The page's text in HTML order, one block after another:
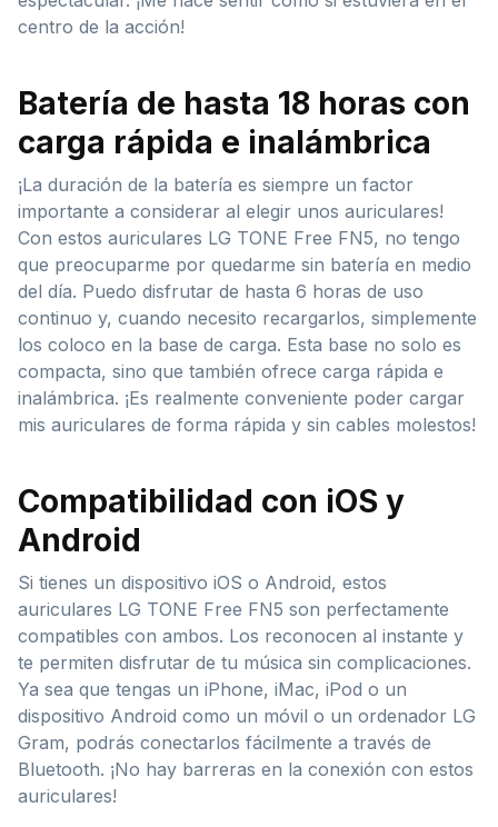
centro de la acción!
Batería de hasta 18 horas con
carga rápida e inalámbrica
¡La duración de la batería es siempre un factor
importante a considerar al elegir unos auriculares!
Con estos auriculares LG TONE Free FN5, no tengo
que preocuparme por quedarme sin batería en medio
del día. Puedo disfrutar de hasta 6 horas de uso
continuo y, cuando necesito recargarlos, simplemente
los coloco en la base de carga. Esta base no solo es
compacta, sino que también ofrece carga rápida e
inalámbrica. ¡Es realmente conveniente poder cargar
mis auriculares de forma rápida y sin cables molestos!
Compatibilidad con iOS y
Android
Si tienes un dispositivo iOS o Android, estos
auriculares LG TONE Free FN5 son perfectamente
compatibles con ambos. Los reconocen al instante y
te permiten disfrutar de tu música sin complicaciones.
Ya sea que tengas un iPhone, iMac, iPod o un
dispositivo Android como un móvil o un ordenador LG
Gram, podrás conectarlos fácilmente a través de
Bluetooth. ¡No hay barreras en la conexión con estos
auriculares!